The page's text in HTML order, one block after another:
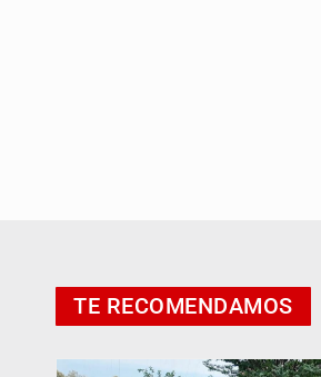
TE RECOMENDAMOS